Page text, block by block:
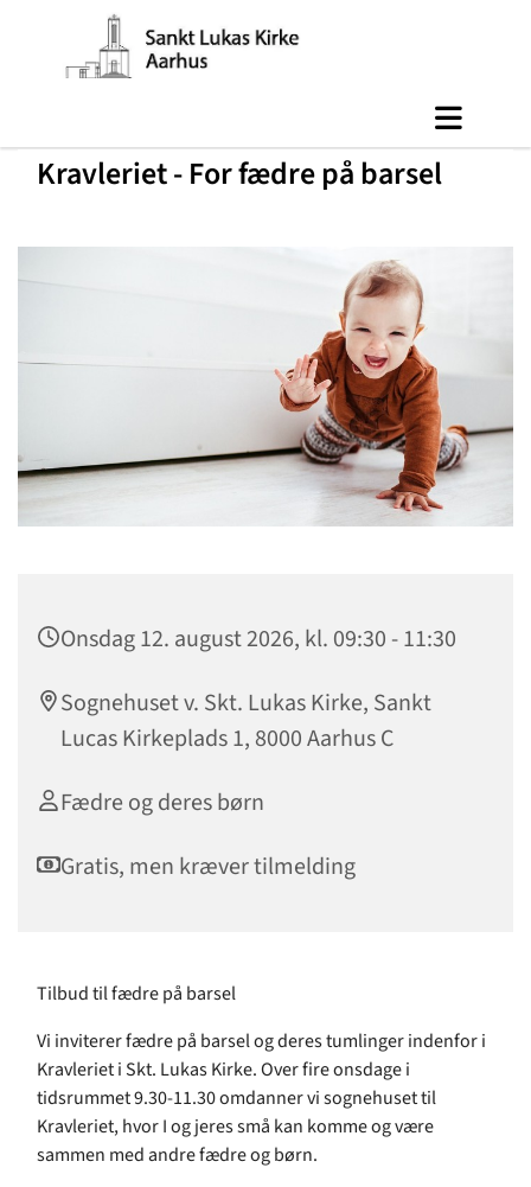
Kravleriet - ​For fædre på barsel
Onsdag 12. august 2026, kl. 09:30 - 11:30
Sognehuset v. Skt. Lukas Kirke, Sankt
Lucas Kirkeplads 1, 8000 Aarhus C
Fædre og deres børn
Gratis, men kræver tilmelding
Tilbud til fædre på barsel
Vi inviterer fædre på barsel og deres tumlinger indenfor i
Kravleriet i Skt. Lukas Kirke. Over fire onsdage i
tidsrummet 9.30-11.30 omdanner vi sognehuset til
Kravleriet, hvor I og jeres små kan komme og være
sammen med andre fædre og børn.